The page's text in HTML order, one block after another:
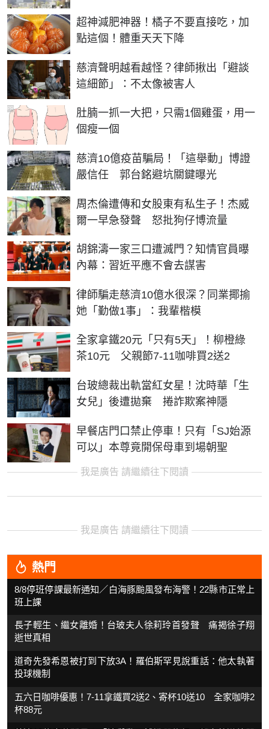
超神減肥神器！橘子不要直接吃，加
點這個！體重天天下降
PR
慈濟聲明越看越怪？律師揪出「避談
這細節」：不太像被害人
肚腩一抓一大把，只需1個雞蛋，用一
個瘦一個
PR
慈濟10億疫苗騙局！「這舉動」博證
嚴信任 郭台銘避坑關鍵曝光
周杰倫遭傳和女股東有私生子！杰威
爾一早急發聲 怒批狗仔博流量
胡錦濤一家三口遭滅門？知情官員曝
內幕：習近平應不會去謀害
律師騙走慈濟10億水很深？同業揶揄
她「勤做1事」：我輩楷模
全家拿鐵20元「只有5天」！柳橙綠
茶10元 父親節7-11咖啡買2送2
台玻總裁出軌當紅女星！沈時華「生
女兒」後遭拋棄 捲詐欺案神隱
早餐店門口禁止停車！只有「SJ始源
可以」本尊竟開保母車到場朝聖
我是廣告 請繼續往下閱讀
我是廣告 請繼續往下閱讀
熱門
8/8停班停課最新通知／白海豚颱風發布海警！22縣市正常上
班上課
長子輕生、繼女離婚！台玻夫人徐莉玲首發聲 痛揭徐子翔
逝世真相
道奇先發希恩被打到下放3A！羅伯斯罕見說重話：他太執著
投球機制
五六日咖啡優惠！7-11拿鐵買2送2、寄杯10送10 全家咖啡2
杯88元